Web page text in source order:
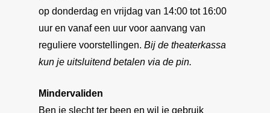
op donderdag en vrijdag van 14:00 tot 16:00
uur en vanaf een uur voor aanvang van
reguliere voorstellingen.Bij de theaterkassa
kun je uitsluitend betalen via de pin.
Mindervaliden
Ben je slecht ter been en wil je gebruik